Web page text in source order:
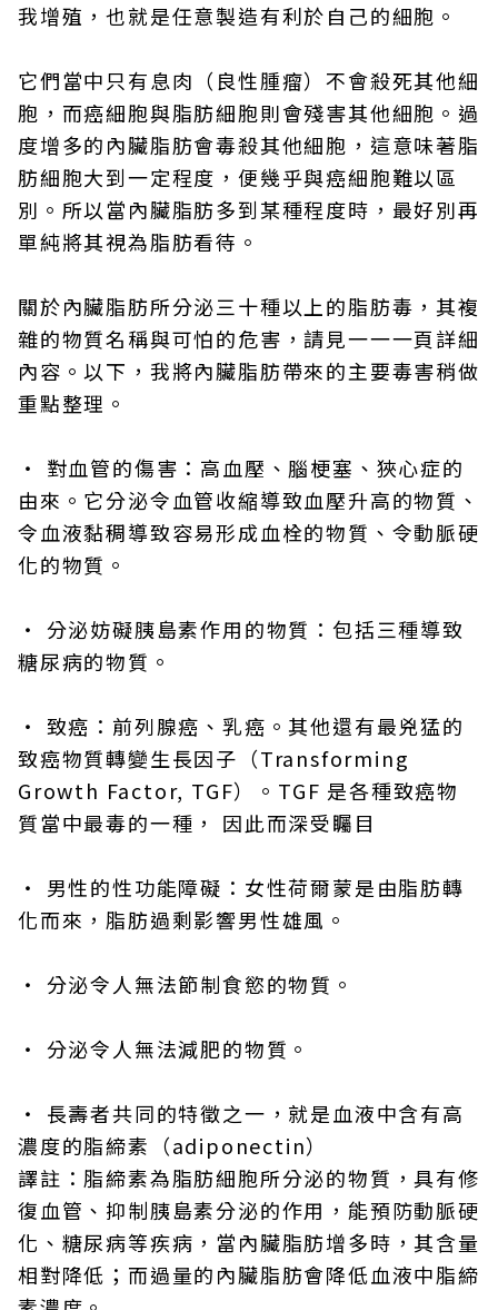
我增殖，也就是任意製造有利於自己的細胞。
它們當中只有息肉（良性腫瘤）不會殺死其他細
胞，而癌細胞與脂肪細胞則會殘害其他細胞。過
度增多的內臟脂肪會毒殺其他細胞，這意味著脂
肪細胞大到一定程度，便幾乎與癌細胞難以區
別。所以當內臟脂肪多到某種程度時，最好別再
單純將其視為脂肪看待。
關於內臟脂肪所分泌三十種以上的脂肪毒，其複
雜的物質名稱與可怕的危害，請見一一一頁詳細
內容。以下，我將內臟脂肪帶來的主要毒害稍做
重點整理。
・ 對血管的傷害：高血壓、腦梗塞、狹心症的
由來。它分泌令血管收縮導致血壓升高的物質、
令血液黏稠導致容易形成血栓的物質、令動脈硬
化的物質。
・ 分泌妨礙胰島素作用的物質：包括三種導致
糖尿病的物質。
・ 致癌：前列腺癌、乳癌。其他還有最兇猛的
致癌物質轉變生長因子（Transforming
Growth Factor, TGF）。TGF 是各種致癌物
質當中最毒的一種， 因此而深受矚目
・ 男性的性功能障礙：女性荷爾蒙是由脂肪轉
化而來，脂肪過剩影響男性雄風。
・ 分泌令人無法節制食慾的物質。
・ 分泌令人無法減肥的物質。
・ 長壽者共同的特徵之一，就是血液中含有高
濃度的脂締素（adiponectin）
譯註：脂締素為脂肪細胞所分泌的物質，具有修
復血管、抑制胰島素分泌的作用，能預防動脈硬
化、糖尿病等疾病，當內臟脂肪增多時，其含量
相對降低；而過量的內臟脂肪會降低血液中脂締